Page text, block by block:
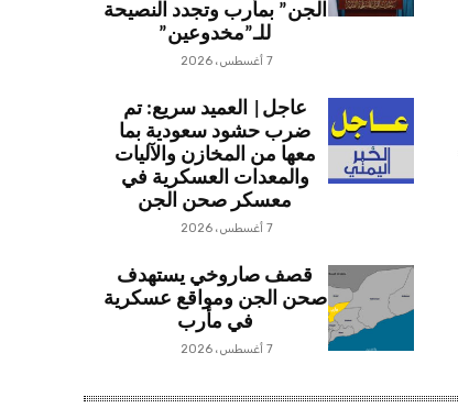
الجن” بمأرب وتجدد النصيحة
للـ”مخدوعين”
7 أغسطس، 2026
عاجل| العميد سريع: تم
ضرب حشود سعودية بما
معها من المخازن والآليات
والمعدات العسكرية في
معسكر صحن الجن
7 أغسطس، 2026
قصف صاروخي يستهدف
صحن الجن ومواقع عسكرية
في مأرب
7 أغسطس، 2026